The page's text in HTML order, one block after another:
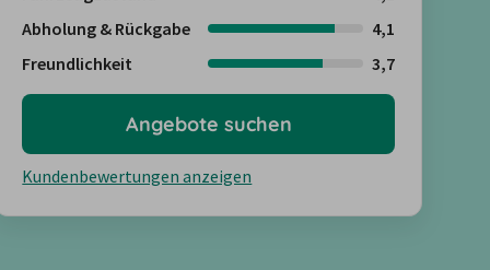
Abholung & Rückgabe
4,1
Freundlichkeit
3,7
Kundenbewertungen anzeigen
Angebote suchen